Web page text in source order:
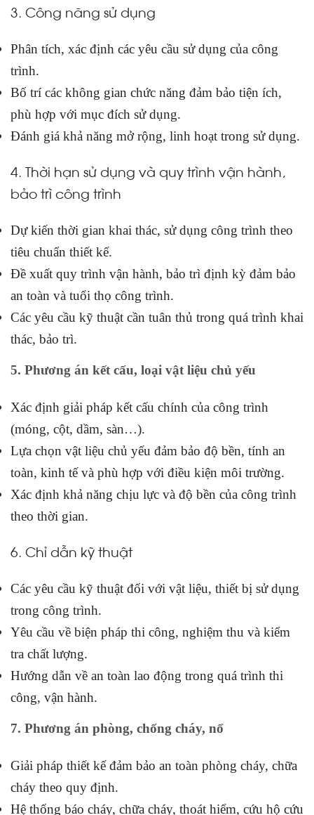
3. Công năng sử dụng
Phân tích, xác định các yêu cầu sử dụng của công
trình.
Bố trí các không gian chức năng đảm bảo tiện ích,
phù hợp với mục đích sử dụng.
Đánh giá khả năng mở rộng, linh hoạt trong sử dụng.
4. Thời hạn sử dụng và quy trình vận hành,
bảo trì công trình
Dự kiến thời gian khai thác, sử dụng công trình theo
tiêu chuẩn thiết kế.
Đề xuất quy trình vận hành, bảo trì định kỳ đảm bảo
an toàn và tuổi thọ công trình.
Các yêu cầu kỹ thuật cần tuân thủ trong quá trình khai
thác, bảo trì.
5. Phương án kết cấu, loại vật liệu chủ yếu
Xác định giải pháp kết cấu chính của công trình
(móng, cột, dầm, sàn…).
Lựa chọn vật liệu chủ yếu đảm bảo độ bền, tính an
toàn, kinh tế và phù hợp với điều kiện môi trường.
Xác định khả năng chịu lực và độ bền của công trình
theo thời gian.
6. Chỉ dẫn kỹ thuật
Các yêu cầu kỹ thuật đối với vật liệu, thiết bị sử dụng
trong công trình.
Yêu cầu về biện pháp thi công, nghiệm thu và kiểm
tra chất lượng.
Hướng dẫn về an toàn lao động trong quá trình thi
công, vận hành.
7. Phương án phòng, chống cháy, nổ
Giải pháp thiết kế đảm bảo an toàn phòng cháy, chữa
cháy theo quy định.
Hệ thống báo cháy, chữa cháy, thoát hiểm, cứu hộ cứu